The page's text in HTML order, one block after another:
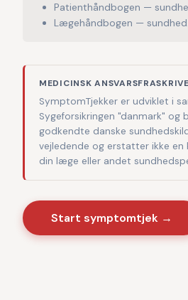
Patienthåndbogen —
Lægehåndbogen —
MEDICINSK
SymptomTjekker er udviklet i
Sygeforsikringen "danmark" og
godkendte danske
vejledende og erstatter ikke en
din læge eller andet
Start symptomtjek →